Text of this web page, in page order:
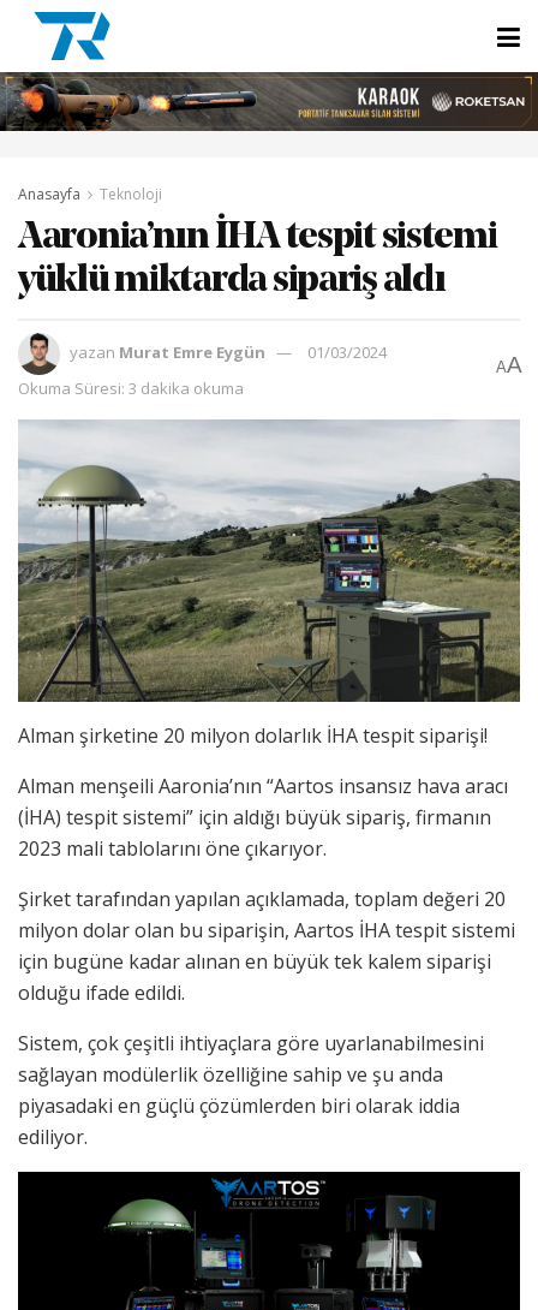
Anasayfa Teknoloji
Aaronia’nın İHA tespit sistemi
yüklü miktarda sipariş aldı
yazan Murat Emre Eygün
01/03/2024
Okuma Süresi: 3 dakika okuma
AA
Alman şirketine 20 milyon dolarlık İHA tespit siparişi!
Alman menşeili Aaronia’nın “Aartos insansız hava aracı
(İHA) tespit sistemi” için aldığı büyük sipariş, firmanın
2023 mali tablolarını öne çıkarıyor.
Şirket tarafından yapılan açıklamada, toplam değeri 20
milyon dolar olan bu siparişin, Aartos İHA tespit sistemi
için bugüne kadar alınan en büyük tek kalem siparişi
olduğu ifade edildi.
Sistem, çok çeşitli ihtiyaçlara göre uyarlanabilmesini
sağlayan modülerlik özelliğine sahip ve şu anda
piyasadaki en güçlü çözümlerden biri olarak iddia
ediliyor.